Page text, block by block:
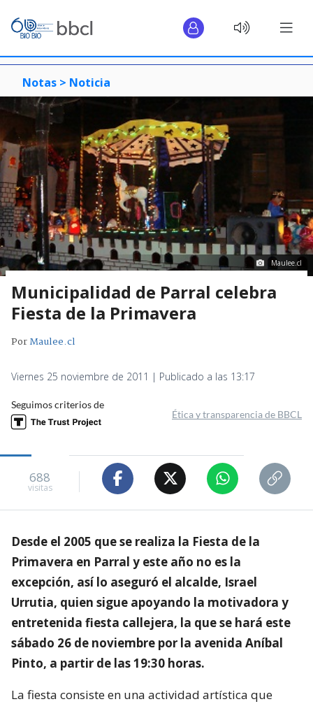
Notas > Noticia
Maulee.cl
Municipalidad de Parral celebra
Fiesta de la Primavera
PorMaulee.cl
Viernes 25 noviembre de 2011 | Publicado a las 13:17
Seguimos criterios de
Ética y transparencia de BBCL
688
visitas
Desde el 2005 que se realiza la Fiesta de la
Primavera en Parral y este año no es la
excepción, así lo aseguró el alcalde, Israel
Urrutia, quien sigue apoyando la motivadora y
entretenida fiesta callejera, la que se hará este
sábado 26 de noviembre por la avenida Aníbal
Pinto, a partir de las 19:30 horas.
La fiesta consiste en una actividad artística que